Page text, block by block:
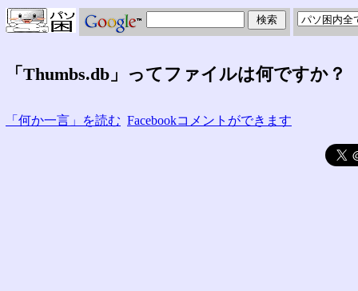
「Thumbs.db」ってファイルは何ですか？
「何か一言」を読む Facebookコメントができます